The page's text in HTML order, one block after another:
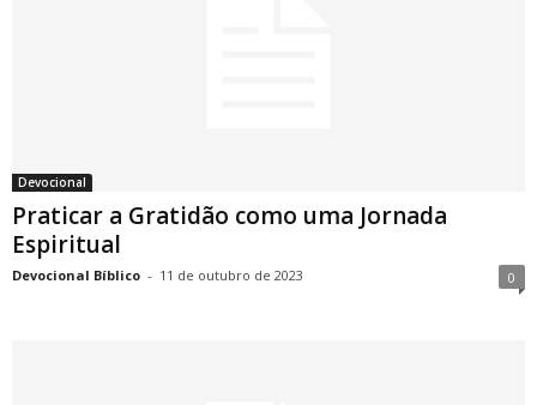
Devocional
Praticar a Gratidão como uma Jornada
Espiritual
Devocional Bíblico - 11 de outubro de 2023 0